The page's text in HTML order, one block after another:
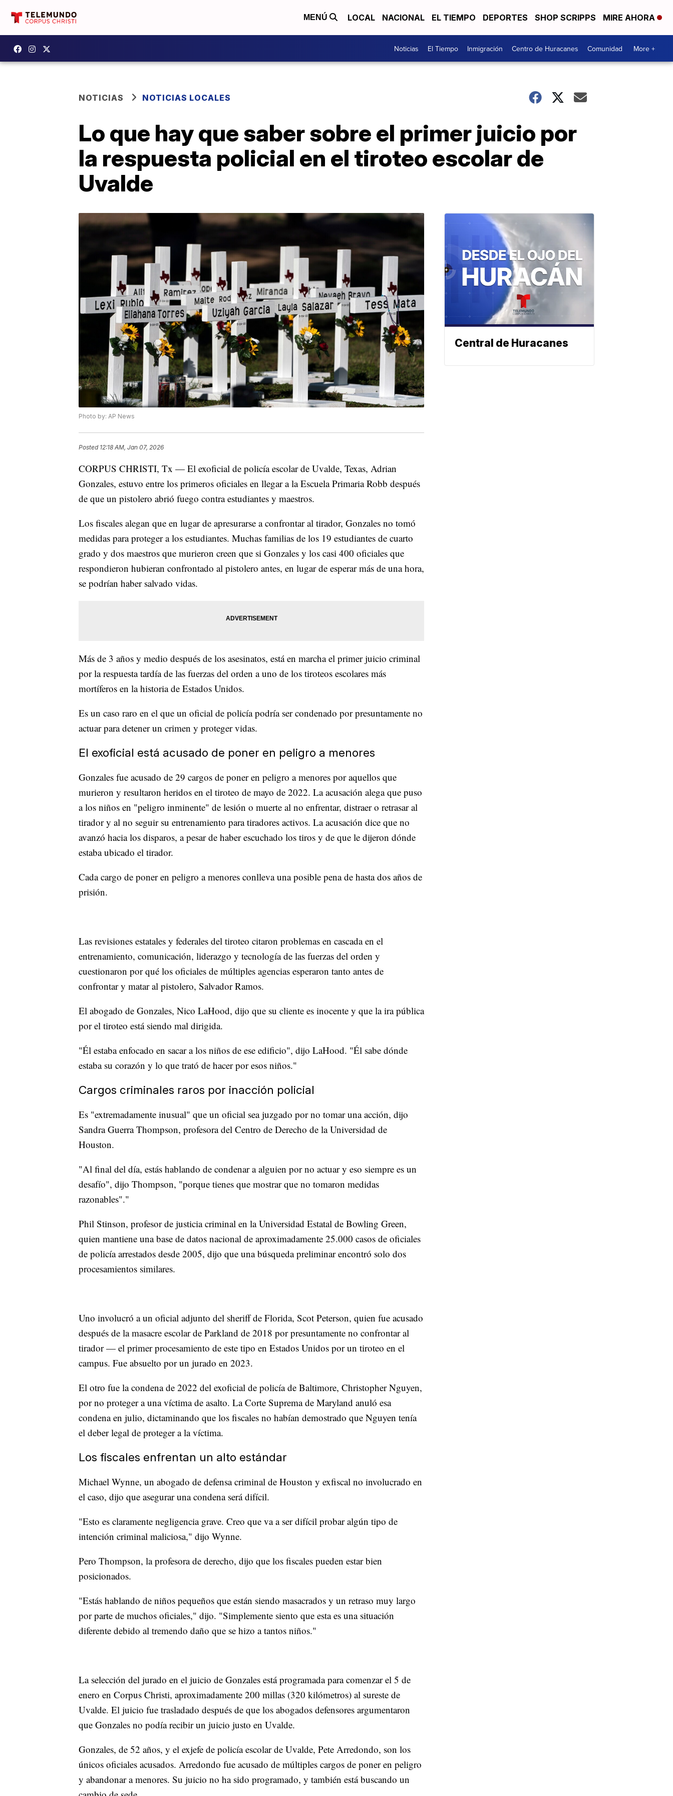
MENÚ LOCAL NACIONAL EL TIEMPO DEPORTES SHOP SCRIPPS MIRE AHORA
Noticias El Tiempo Inmigración Centro de Huracanes Comunidad More +
NOTICIAS NOTICIAS LOCALES
Lo que hay que saber sobre el primer juicio por
la respuesta policial en el tiroteo escolar de
Uvalde
Photo by: AP News
Posted 12:18 AM, Jan 07, 2026
CORPUS CHRISTI, Tx — El exoficial de policía escolar de Uvalde, Texas, Adrian
Gonzales, estuvo entre los primeros oficiales en llegar a la Escuela Primaria Robb después
de que un pistolero abrió fuego contra estudiantes y maestros.
Los fiscales alegan que en lugar de apresurarse a confrontar al tirador, Gonzales no tomó
medidas para proteger a los estudiantes. Muchas familias de los 19 estudiantes de cuarto
grado y dos maestros que murieron creen que si Gonzales y los casi 400 oficiales que
respondieron hubieran confrontado al pistolero antes, en lugar de esperar más de una hora,
se podrían haber salvado vidas.
Más de 3 años y medio después de los asesinatos, está en marcha el primer juicio criminal
por la respuesta tardía de las fuerzas del orden a uno de los tiroteos escolares más
mortíferos en la historia de Estados Unidos.
Es un caso raro en el que un oficial de policía podría ser condenado por presuntamente no
actuar para detener un crimen y proteger vidas.
El exoficial está acusado de poner en peligro a menores
Gonzales fue acusado de 29 cargos de poner en peligro a menores por aquellos que
murieron y resultaron heridos en el tiroteo de mayo de 2022. La acusación alega que puso
a los niños en "peligro inminente" de lesión o muerte al no enfrentar, distraer o retrasar al
tirador y al no seguir su entrenamiento para tiradores activos. La acusación dice que no
avanzó hacia los disparos, a pesar de haber escuchado los tiros y de que le dijeron dónde
estaba ubicado el tirador.
Cada cargo de poner en peligro a menores conlleva una posible pena de hasta dos años de
prisión.
Las revisiones estatales y federales del tiroteo citaron problemas en cascada en el
entrenamiento, comunicación, liderazgo y tecnología de las fuerzas del orden y
cuestionaron por qué los oficiales de múltiples agencias esperaron tanto antes de
confrontar y matar al pistolero, Salvador Ramos.
El abogado de Gonzales, Nico LaHood, dijo que su cliente es inocente y que la ira pública
por el tiroteo está siendo mal dirigida.
"Él estaba enfocado en sacar a los niños de ese edificio", dijo LaHood. "Él sabe dónde
estaba su corazón y lo que trató de hacer por esos niños."
Cargos criminales raros por inacción policial
Es "extremadamente inusual" que un oficial sea juzgado por no tomar una acción, dijo
Sandra Guerra Thompson, profesora del Centro de Derecho de la Universidad de
Houston.
"Al final del día, estás hablando de condenar a alguien por no actuar y eso siempre es un
desafío", dijo Thompson, "porque tienes que mostrar que no tomaron medidas
razonables"."
Phil Stinson, profesor de justicia criminal en la Universidad Estatal de Bowling Green,
quien mantiene una base de datos nacional de aproximadamente 25.000 casos de oficiales
de policía arrestados desde 2005, dijo que una búsqueda preliminar encontró solo dos
procesamientos similares.
Uno involucró a un oficial adjunto del sheriff de Florida, Scot Peterson, quien fue acusado
después de la masacre escolar de Parkland de 2018 por presuntamente no confrontar al
tirador — el primer procesamiento de este tipo en Estados Unidos por un tiroteo en el
campus. Fue absuelto por un jurado en 2023.
El otro fue la condena de 2022 del exoficial de policía de Baltimore, Christopher Nguyen,
por no proteger a una víctima de asalto. La Corte Suprema de Maryland anuló esa
condena en julio, dictaminando que los fiscales no habían demostrado que Nguyen tenía
el deber legal de proteger a la víctima.
Los fiscales enfrentan un alto estándar
Michael Wynne, un abogado de defensa criminal de Houston y exfiscal no involucrado en
el caso, dijo que asegurar una condena será difícil.
"Esto es claramente negligencia grave. Creo que va a ser difícil probar algún tipo de
intención criminal maliciosa," dijo Wynne.
Pero Thompson, la profesora de derecho, dijo que los fiscales pueden estar bien
posicionados.
"Estás hablando de niños pequeños que están siendo masacrados y un retraso muy largo
por parte de muchos oficiales," dijo. "Simplemente siento que esta es una situación
diferente debido al tremendo daño que se hizo a tantos niños."
La selección del jurado en el juicio de Gonzales está programada para comenzar el 5 de
enero en Corpus Christi, aproximadamente 200 millas (320 kilómetros) al sureste de
Uvalde. El juicio fue trasladado después de que los abogados defensores argumentaron
que Gonzales no podía recibir un juicio justo en Uvalde.
Gonzales, de 52 años, y el exjefe de policía escolar de Uvalde, Pete Arredondo, son los
únicos oficiales acusados. Arredondo fue acusado de múltiples cargos de poner en peligro
y abandonar a menores. Su juicio no ha sido programado, y también está buscando un
Central de Huracanes